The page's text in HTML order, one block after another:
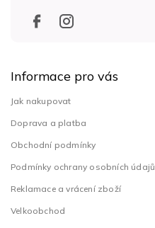
Informace pro vás
Jak nakupovat
Doprava a platba
Obchodní podmínky
Podmínky ochrany osobních údajů
Reklamace a vrácení zboží
Velkoobchod